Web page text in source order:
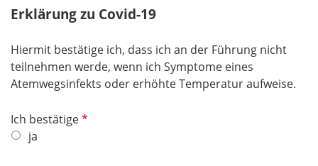
l h
f
e
l
Erklärung zu Covid-19
Hiermit bestätige ich, dass ich an der Führung nicht
teilnehmen werde, wenn ich Symptome eines
Atemwegsinfekts oder erhöhte Temperatur aufweise.
Ich bestätigeP
ja